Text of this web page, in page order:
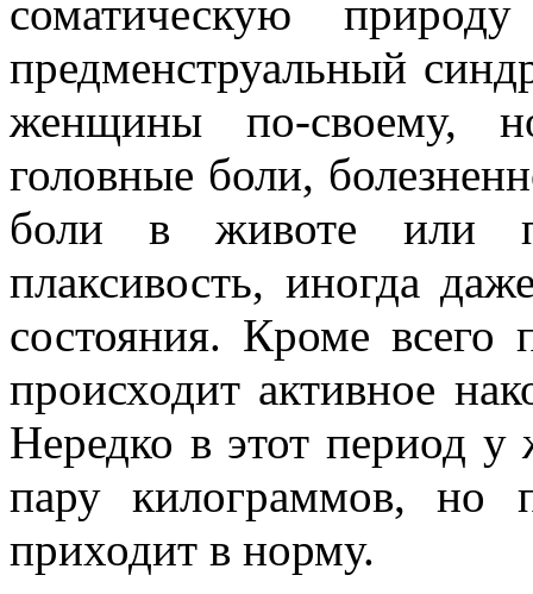
соматическую
предменструальный
женщины по-своему,
головные боли,
боли в животе или
плаксивость, иногда
состояния. Кроме всего
происходит активное
Нередко в этот период
пару килограммов, но
приходит в норму.